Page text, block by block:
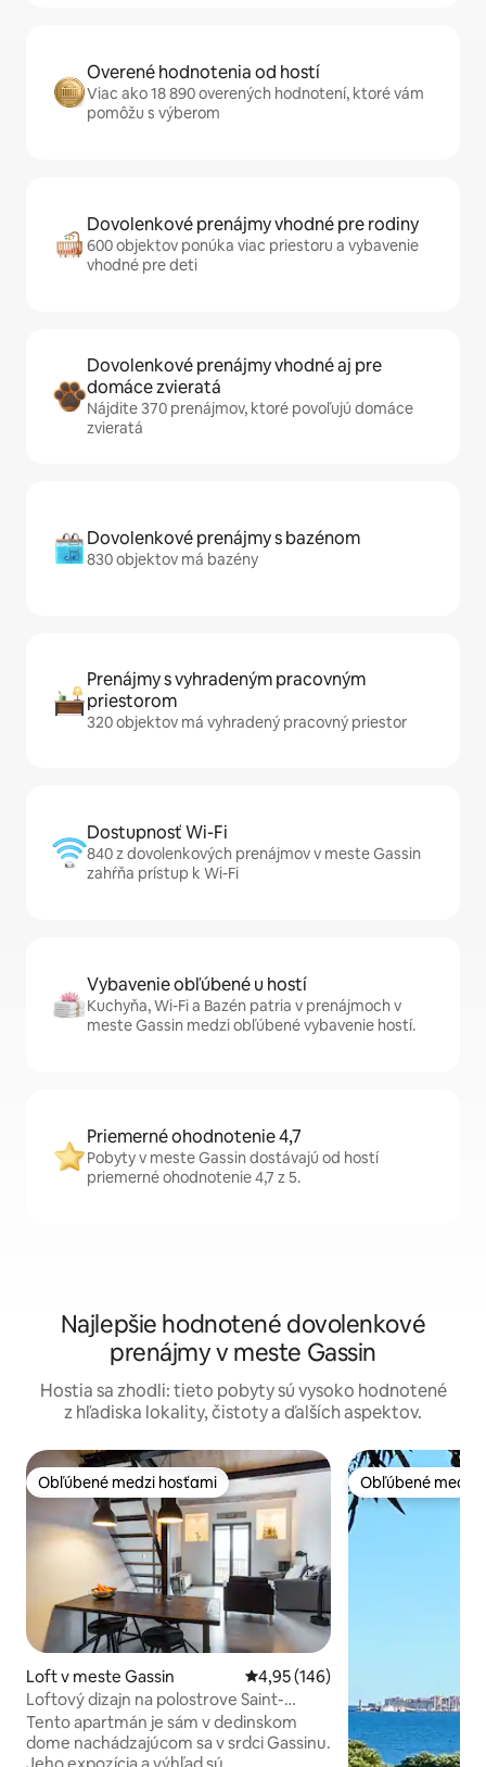
Overené hodnotenia od hostí
Viac ako 18 890 overených hodnotení, ktoré vám
pomôžu s výberom
Dovolenkové prenájmy vhodné pre rodiny
600 objektov ponúka viac priestoru a vybavenie
vhodné pre deti
Dovolenkové prenájmy vhodné aj pre
domáce zvieratá
Nájdite 370 prenájmov, ktoré povoľujú domáce
zvieratá
Dovolenkové prenájmy s bazénom
830 objektov má bazény
Prenájmy s vyhradeným pracovným
priestorom
320 objektov má vyhradený pracovný priestor
Dostupnosť Wi-Fi
840 z dovolenkových prenájmov v meste Gassin
zahŕňa prístup k Wi-Fi
Vybavenie obľúbené u hostí
Kuchyňa, Wi-Fi a Bazén patria v prenájmoch v
meste Gassin medzi obľúbené vybavenie hostí.
Priemerné ohodnotenie 4,7
Pobyty v meste Gassin dostávajú od hostí
priemerné ohodnotenie 4,7 z 5.
Najlepšie hodnotené dovolenkové
prenájmy v meste Gassin
Hostia sa zhodli: tieto pobyty sú vysoko hodnotené
z hľadiska lokality, čistoty a ďalších aspektov.
Obľúbené medzi hosťami
Obľúbené medzi hosťami
Loft v meste Gassin Priemerné ohodnotenie 4,95 z
4,95 (146)
Loftový dizajn na polostrove Saint-
Tropez
Tento apartmán je sám v dedinskom
dome nachádzajúcom sa v srdci Gassinu.
Obľúbené medzi
Obľúbené medzi